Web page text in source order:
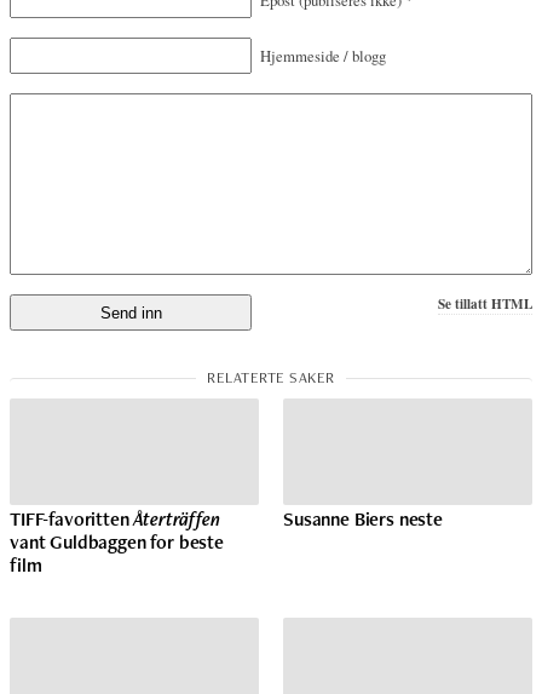
Hjemmeside / blogg
Se tillatt HTML
TIFF-favorittenÅterträffen
vant Guldbaggen for beste
film
Susanne Biers neste